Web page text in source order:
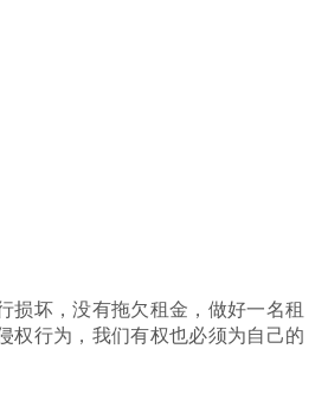
损坏，没有拖欠租金，做好一名租
权行为，我们有权也必须为自己的